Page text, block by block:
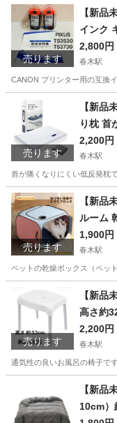
売ります
【新品
インク
on用
2,800円
春木駅
CANON プリンター用の互換
大阪 春木駅
売ります
【新品
り枕 首
2,200円
春木駅
首が痛くなりにくい低反発枕
大阪 岸和田市 春木
売ります
【新品
ルーム
用品
1,900円
春木駅
ペットの乾燥ボックス（ペッ
春木駅
売ります
【新品
高さ約
2,200円
春木駅
通気性の良いお風呂の椅子で
春木駅
【新品
10cm